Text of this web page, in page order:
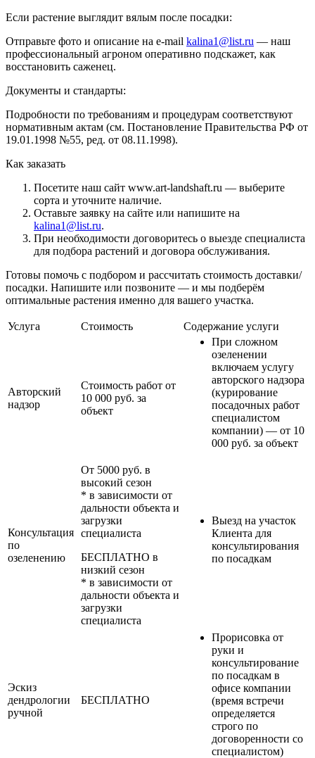
Если растение выглядит вялым после посадки:
Отправьте фото и описание на e-mail kalina1@list.ru — наш
профессиональный агроном оперативно подскажет, как
восстановить саженец.
Документы и стандарты:
Подробности по требованиям и процедурам соответствуют
нормативным актам (см. Постановление Правительства РФ от
19.01.1998 №55, ред. от 08.11.1998).
Как заказать
Посетите наш сайт www.art-landshaft.ru — выберите
сорта и уточните наличие.
Оставьте заявку на сайте или напишите на
kalina1@list.ru.
При необходимости договоритесь о выезде специалиста
для подбора растений и договора обслуживания.
Готовы помочь с подбором и рассчитать стоимость доставки/
посадки. Напишите или позвоните — и мы подберём
оптимальные растения именно для вашего участка.
Услуга Стоимость Содержание услуги
Авторский
надзор
Стоимость работ от
10 000 руб. за
объект
При сложном
озеленении
включаем услугу
авторского надзора
(курирование
посадочных работ
специалистом
компании) — от 10
000 руб. за объект
Консультация
по
озеленению
От 5000 руб. в
высокий сезон
* в зависимости от
дальности объекта и
загрузки
специалиста
БЕСПЛАТНО в
низкий сезон
* в зависимости от
дальности объекта и
загрузки
специалиста
Выезд на участок
Клиента для
консультирования
по посадкам
Эскиз
дендрологии
ручной
БЕСПЛАТНО
Прорисовка от
руки и
консультирование
по посадкам в
офисе компании
(время встречи
определяется
строго по
договоренности со
специалистом)